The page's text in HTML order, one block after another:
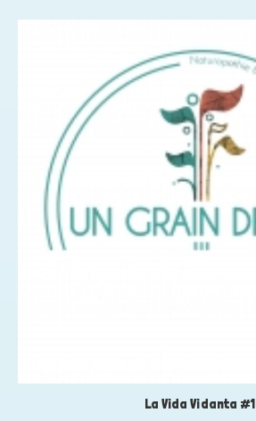
La Vida Vidanta #1